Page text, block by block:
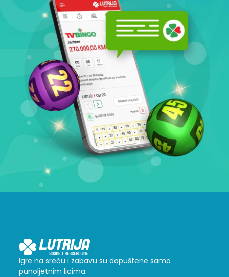
Igre na sreću i zabavu su dopuštene samo
punoljetnim licima.